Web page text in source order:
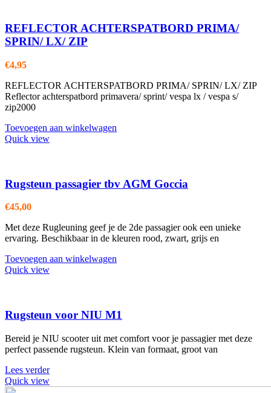
kan
gekozen
worden
productpagina
REFLECTOR ACHTERSPATBORD PRIMA/
SPRIN/ LX/ ZIP
€4,95
REFLECTOR ACHTERSPATBORD PRIMA/ SPRIN/ LX/ ZIP
Reflector achterspatbord primavera/ sprint/ vespa lx / vespa s/
zip2000
Toevoegen aan winkelwagen
Quick view
Rugsteun passagier tbv AGM Goccia
€45,00
Met deze Rugleuning geef je de 2de passagier ook een unieke
ervaring. Beschikbaar in de kleuren rood, zwart, grijs en
Toevoegen aan winkelwagen
Quick view
Rugsteun voor NIU M1
Bereid je NIU scooter uit met comfort voor je passagier met deze
perfect passende rugsteun. Klein van formaat, groot van
Lees verder
Quick view